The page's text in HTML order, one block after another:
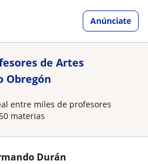
Anúnciate
de Artes
Obregón
entre miles de profesores
materias
Durán